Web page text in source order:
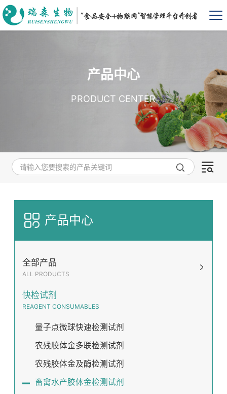
产品中心
PRODUCT CENTER
产品中心
全部产品
ALL PRODUCTS
快检试剂
REAGENT CONSUMABLES
量子点微球快速检测试剂
农残胶体金多联检测试剂
农残胶体金及酶检测试剂
畜禽水产胶体金检测试剂